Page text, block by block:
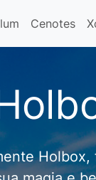
Cenotes